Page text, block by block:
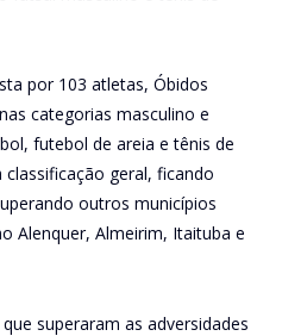
por 103 atletas, Óbidos
categorias masculino e
futebol de areia e tênis de
geral, ficando
outros municípios
Alenquer, Almeirim, Itaituba e
superaram as adversidades